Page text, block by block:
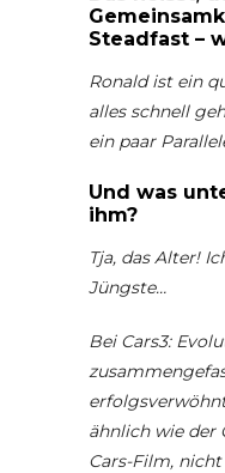
Steadfast –
Ronald ist ein
alles schnell
ein paar
Und was
ihm?
Tja, das Alter!
Jüngste…
Bei Cars3:
ähnlich wie der
Cars-Film,